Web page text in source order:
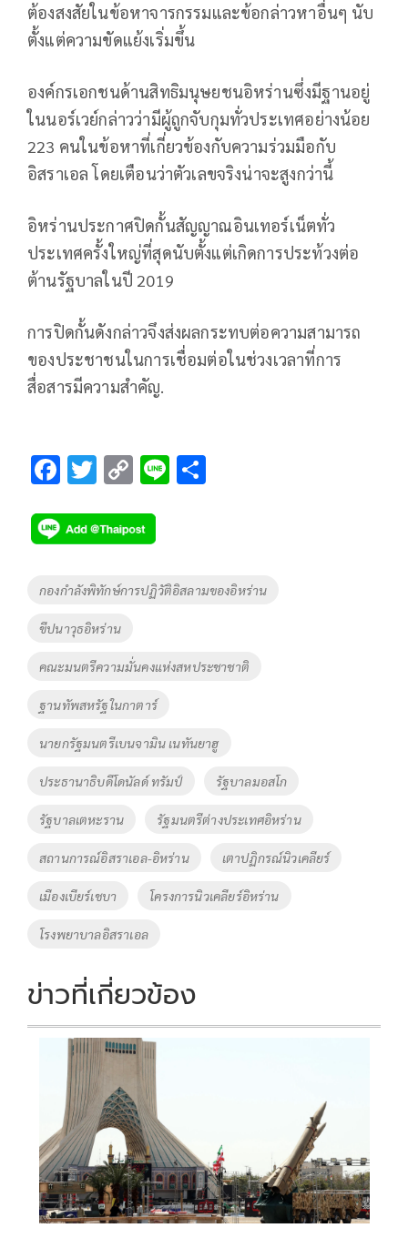
ต้องสงสัยในข้อหาจารกรรมและข้อกล่าวหาอื่นๆ นับ
ตั้งแต่ความขัดแย้งเริ่มขึ้น
องค์กรเอกชนด้านสิทธิมนุษยชนอิหร่านซึ่งมีฐานอยู่
ในนอร์เวย์กล่าวว่ามีผู้ถูกจับกุมทั่วประเทศอย่างน้อย
223 คนในข้อหาที่เกี่ยวข้องกับความร่วมมือกับ
อิสราเอล โดยเตือนว่าตัวเลขจริงน่าจะสูงกว่านี้
อิหร่านประกาศปิดกั้นสัญญาณอินเทอร์เน็ตทั่ว
ประเทศครั้งใหญ่ที่สุดนับตั้งแต่เกิดการประท้วงต่อ
ต้านรัฐบาลในปี 2019
การปิดกั้นดังกล่าวจึงส่งผลกระทบต่อความสามารถ
ของประชาชนในการเชื่อมต่อในช่วงเวลาที่การ
สื่อสารมีความสำคัญ.
F
e
b
o
k
T
tt
er
C
p
y
Li
Li
Tags
กองกำลังพิทักษ์การปฏิวัติอิสลามของอิหร่าน
ขีปนาวุธอิหร่าน
คณะมนตรีความมั่นคงแห่งสหประชาชาติ
ฐานทัพสหรัฐในกาตาร์
นายกรัฐมนตรีเบนจามิน เนทันยาฮู
ประธานาธิบดีโดนัลด์ ทรัมป์ รัฐบาลมอสโก
รัฐบาลเตหะราน รัฐมนตรีต่างประเทศอิหร่าน
สถานการณ์อิสราเอล-อิหร่าน เตาปฏิกรณ์นิวเคลียร์
เมืองเบียร์เชบา โครงการนิวเคลียร์อิหร่าน
โรงพยาบาลอิสราเอล
ข่าวที่เกี่ยวข้อง